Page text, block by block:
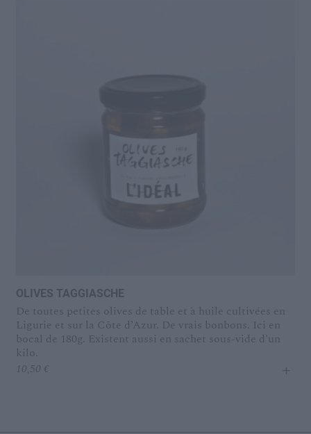
OLIVES TAGGIASCHE
De toutes petites olives de table et à huile cultivées en
Ligurie et sur la Côte d’Azur. De vrais bonbons. Ici en
bocal de 180g. Existent aussi en sachet sous-vide d'un
kilo.
10,50 € +